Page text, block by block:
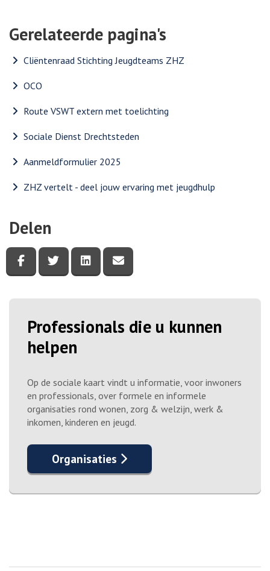
Gerelateerde pagina's
Cliëntenraad Stichting Jeugdteams ZHZ
OCO
Route VSWT extern met toelichting
Sociale Dienst Drechtsteden
Aanmeldformulier 2025
ZHZ vertelt - deel jouw ervaring met jeugdhulp
Delen
Deel deze pagina via Facebook
Deel deze pagina via Twitter
Deel deze pagina via LinkedIn
Professionals die u kunnen
helpen
Op de sociale kaart vindt u informatie, voor inwoners
en professionals, over formele en informele
organisaties rond wonen, zorg & welzijn, werk &
inkomen, kinderen en jeugd.
Organisaties